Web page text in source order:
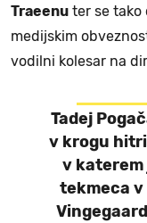
Traeenu ter se
medijskim
vodilni kolesar na
Tadej
v krogu
v katerem
tekmeca